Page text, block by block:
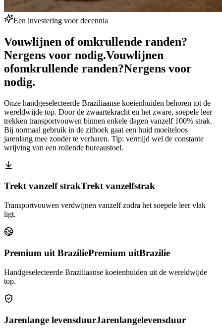
Een investering voor decennia
Vouwlijnen of omkrullende randen?
Nergens voor nodig.Vouwlijnen
ofomkrullende randen?Nergens voor
nodig.
Onze handgeselecteerde Braziliaanse koeienhuiden behoren tot de
wereldwijde top. Door de zwaartekracht en het zware, soepele leer
trekken transportvouwen binnen enkele dagen vanzelf 100% strak.
Bij normaal gebruik in de zithoek gaat een huid moeiteloos
jarenlang mee zonder te verharen. Tip: vermijd wel de constante
wrijving van een rollende bureaustoel.
Trekt vanzelf strakTrekt vanzelfstrak
Transportvouwen verdwijnen vanzelf zodra het soepele leer vlak
ligt.
Premium uit BraziliePremium uitBrazilie
Handgeselecteerde Braziliaanse koeienhuiden uit de wereldwijde
top.
Jarenlange levensduurJarenlangelevensduur